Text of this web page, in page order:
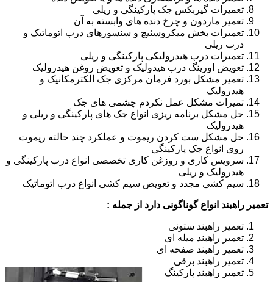
تعمیرات گیربکس جک پارکینگی و ریلی
تعمیر ماردون و چرخ دنده های وابسته به آن
تعمیرات بخش میکروسئیچ و سنسورهای درب اتوماتیک و
درب ریلی
تعمیرات درب هیدرولیکی پارکینگی و ریلی
تعویض اورینگ درب هیدولیک و تعویض روغن هیدرولیک
تعمیر مشکل بورد فرمان مرکزی جک الکترمکانیک و
هیدرولیک
تمیرات مشکل عمل نکردم چشمی های جک
حل مشکل برنامه ریزی انواع جک های پارکینگی و ریلی و
هیدرولیک
حل مشکل ست کردن ریموت و عملکرد چند حالته ریموت
روی انواع جک پارکینگی
سرویس کاری و روزغن کاری تخصصی انواع درب پارکینگی و
هیدرولیک و ریلی
سیم کشی مجدد و تعویض سیم کشی انواع درب اتوماتیک
تعمیر راهبند انواع گوناگونی دارد از جمله :
تعمیر راهبند ستونی
تعمیر راهبند میله ای
تعمیر راهبند صفحه ای
تعمیر راهبند برقی
تعمیر راهبند پارکینگ